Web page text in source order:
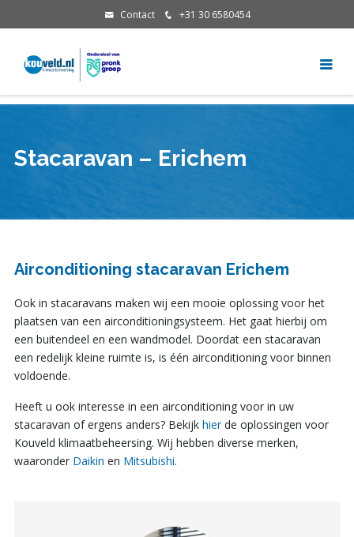
Contact +31 30 6580454
Stacaravan – Erichem
Airconditioning stacaravan Erichem
Ook in stacaravans maken wij een mooie oplossing voor het
plaatsen van een airconditioningsysteem. Het gaat hierbij om
een buitendeel en een wandmodel. Doordat een stacaravan
een redelijk kleine ruimte is, is één airconditioning voor binnen
voldoende.
Heeft u ook interesse in een airconditioning voor in uw
stacaravan of ergens anders? Bekijk hierde oplossingen voor
Kouveld klimaatbeheersing. Wij hebben diverse merken,
waaronder Daikin en Mitsubishi.